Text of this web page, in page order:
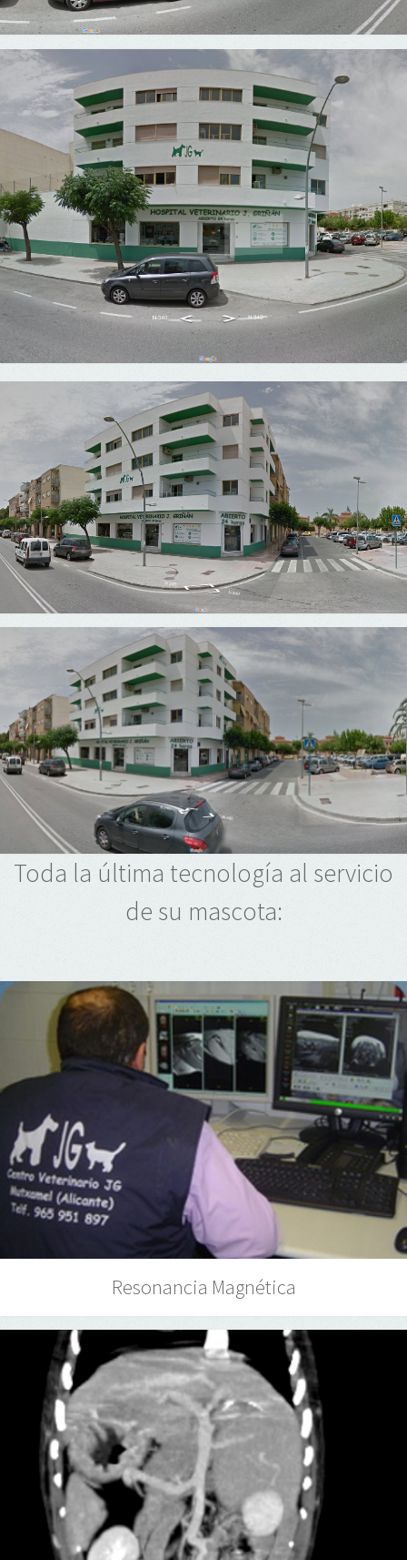
Toda la última tecnología al servicio
de su mascota:
Resonancia Magnética